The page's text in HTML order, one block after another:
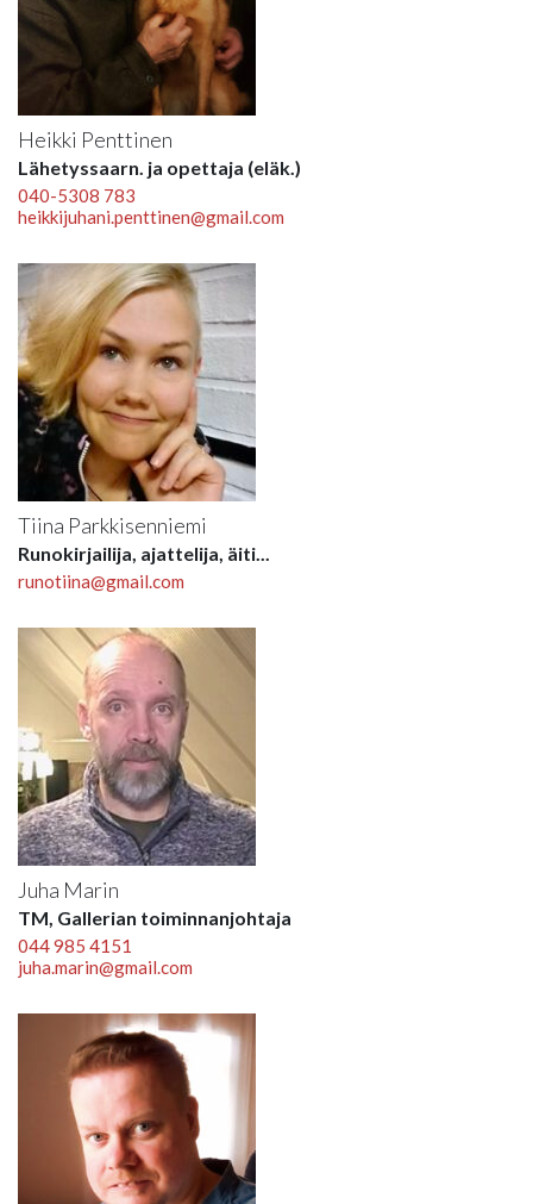
Heikki Penttinen
Lähetyssaarn. ja opettaja (eläk.)
040-5308 783
heikkijuhani.penttinen@gmail.com
Tiina Parkkisenniemi
Runokirjailija, ajattelija, äiti...
runotiina@gmail.com
Juha Marin
TM, Gallerian toiminnanjohtaja
044 985 4151
juha.marin@gmail.com